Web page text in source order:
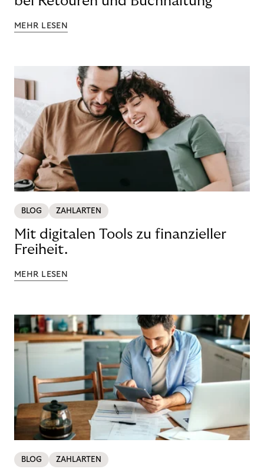
MEHR LESEN
BLOG ZAHLARTEN
Mit digitalen Tools zu finanzieller
Freiheit.
MEHR LESEN
BLOG ZAHLARTEN